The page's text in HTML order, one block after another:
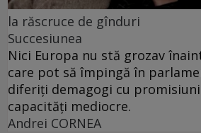
la răscruce de gînduri
Succesiunea
Nici Europa nu stă grozav
care pot să împingă în
diferiți demagogi cu
capacități mediocre.
Andrei CORNEA